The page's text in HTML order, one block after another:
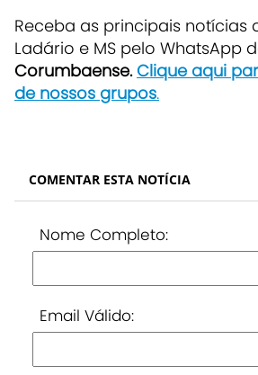
Receba as principais notícias
Ladário e MS pelo WhatsApp
Corumbaense.Clique aqui
de nossos grupos.
COMENTAR ESTA NOTÍCIA
Nome Completo:
Email Válido: